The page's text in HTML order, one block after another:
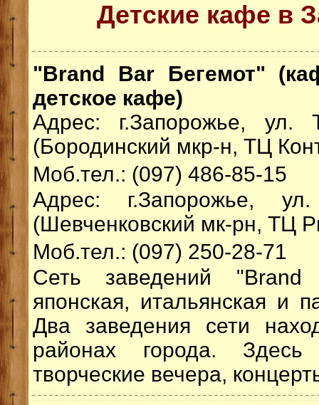
Детские кафе в
"Brand Bar Бегемот"
детское кафе)
Адрес: г.Запорожье, ул.
(Бородинский мкр-н, ТЦ
Моб.тел.: (097) 486-85-15
Адрес: г.Запорожье,
(Шевченковский мк-рн, ТЦ
Моб.тел.: (097) 250-28-71
Сеть заведений "Brand
японская, итальянская и
Два заведения сети
районах города. Здесь
творческие вечера,